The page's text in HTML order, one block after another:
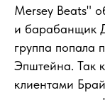
Mersey Beats"
и барабанщик
группа попала
Эпштейна. Так
клиентами